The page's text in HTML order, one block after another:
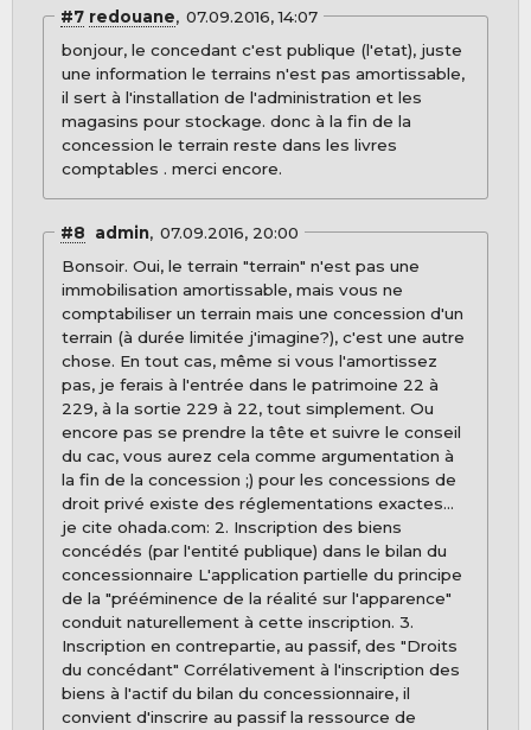
#7 redouane
07.09.2016, 14:07
bonjour, le concedant c'est publique (l'etat), juste
une information le terrains n'est pas amortissable,
il sert à l'installation de l'administration et les
magasins pour stockage. donc à la fin de la
concession le terrain reste dans les livres
comptables . merci encore.
#8 admin 07.09.2016, 20:00
Bonsoir. Oui, le terrain "terrain" n'est pas une
immobilisation amortissable, mais vous ne
comptabiliser un terrain mais une concession d'un
terrain (à durée limitée j'imagine?), c'est une autre
chose. En tout cas, même si vous l'amortissez
pas, je ferais à l'entrée dans le patrimoine 22 à
229, à la sortie 229 à 22, tout simplement. Ou
encore pas se prendre la tête et suivre le conseil
du cac, vous aurez cela comme argumentation à
la fin de la concession ;) pour les concessions de
droit privé existe des réglementations exactes...
je cite ohada.com: 2. Inscription des biens
concédés (par l'entité publique) dans le bilan du
concessionnaire L'application partielle du principe
de la "prééminence de la réalité sur l'apparence"
conduit naturellement à cette inscription. 3.
Inscription en contrepartie, au passif, des "Droits
du concédant" Corrélativement à l'inscription des
biens à l'actif du bilan du concessionnaire, il
convient d'inscrire au passif la ressource de